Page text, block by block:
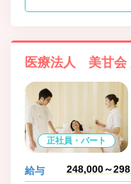
医療法人 美甘会
正社員・パート
給与 248,000～